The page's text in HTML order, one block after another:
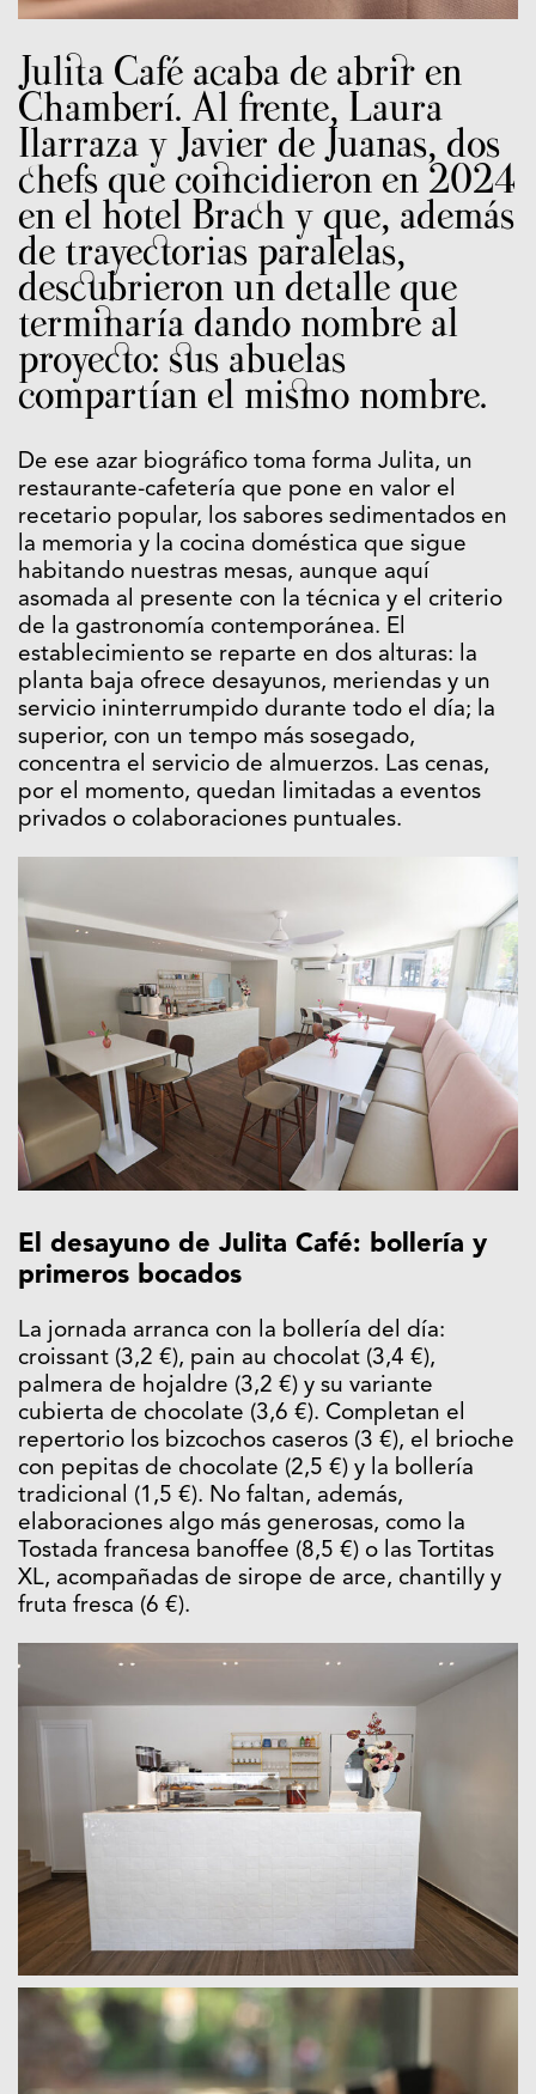
Julita Café acaba de abrir en
Chamberí. Al frente, Laura
Ilarraza y Javier de Juanas, dos
chefs que coincidieron en 2024
en el hotel Brach y que, además
de trayectorias paralelas,
descubrieron un detalle que
terminaría dando nombre al
proyecto: sus abuelas
compartían el mismo nombre.
De ese azar biográfico toma forma Julita, un
restaurante-cafetería que pone en valor el
recetario popular, los sabores sedimentados en
la memoria y la cocina doméstica que sigue
habitando nuestras mesas, aunque aquí
asomada al presente con la técnica y el criterio
de la gastronomía contemporánea. El
establecimiento se reparte en dos alturas: la
planta baja ofrece desayunos, meriendas y un
servicio ininterrumpido durante todo el día; la
superior, con un tempo más sosegado,
concentra el servicio de almuerzos. Las cenas,
por el momento, quedan limitadas a eventos
privados o colaboraciones puntuales.
El desayuno de Julita Café: bollería y
primeros bocados
La jornada arranca con la bollería del día:
croissant (3,2 €), pain au chocolat (3,4 €),
palmera de hojaldre (3,2 €) y su variante
cubierta de chocolate (3,6 €). Completan el
repertorio los bizcochos caseros (3 €), el brioche
con pepitas de chocolate (2,5 €) y la bollería
tradicional (1,5 €). No faltan, además,
elaboraciones algo más generosas, como la
Tostada francesa banoffee (8,5 €) o las Tortitas
XL, acompañadas de sirope de arce, chantilly y
fruta fresca (6 €).